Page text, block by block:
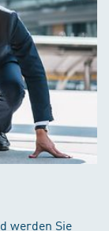
werden Sie